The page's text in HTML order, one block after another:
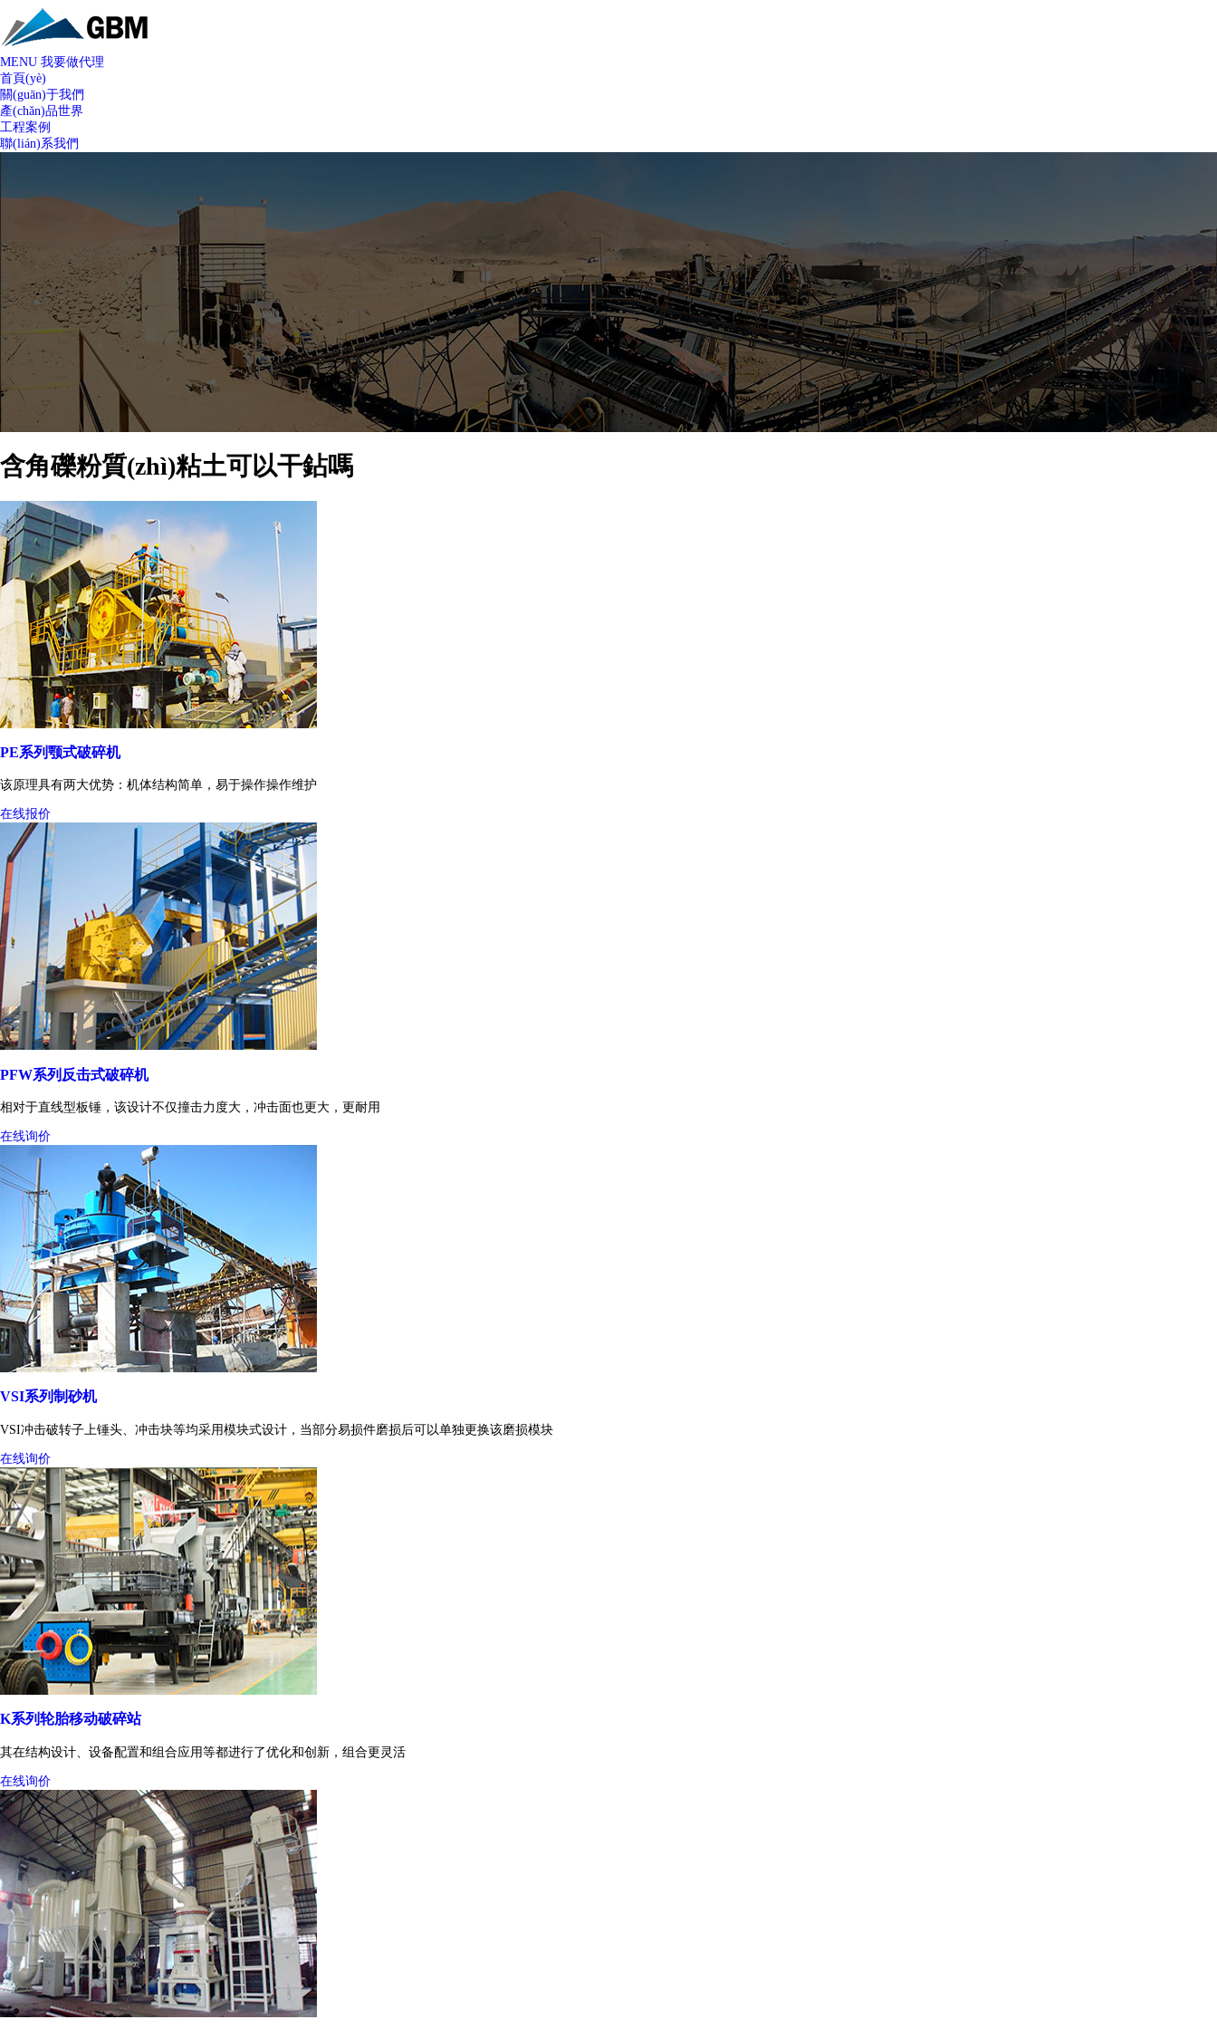
MENU 我要做代理
首頁(yè)
關(guān)于我們
產(chǎn)品世界
工程案例
聯(lián)系我們
含角礫粉質(zhì)粘土可以干鉆嗎
PE系列颚式破碎机
该原理具有两大优势：机体结构简单，易于操作操作维护
在线报价
PFW系列反击式破碎机
相对于直线型板锤，该设计不仅撞击力度大，冲击面也更大，更耐用
在线询价
VSI系列制砂机
VSI冲击破转子上锤头、冲击块等均采用模块式设计，当部分易损件磨损后可以单独更换该磨损模块
在线询价
K系列轮胎移动破碎站
其在结构设计、设备配置和组合应用等都进行了优化和创新，组合更灵活
在线询价